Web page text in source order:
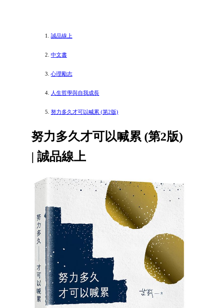
誠品線上
中文書
心理勵志
人生哲學與自我成長
努力多久才可以喊累 (第2版)
努力多久才可以喊累 (第2版)
| 誠品線上